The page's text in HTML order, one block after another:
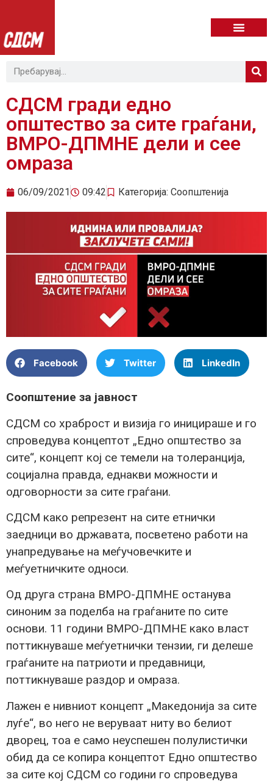
СДСМ гради едно
општество за сите граѓани,
ВМРО-ДПМНЕ дели и сее
омраза
06/09/2021 09:42 Категорија: Соопштенија
Facebook Twitter LinkedIn
Соопштение за јавност
СДСМ со храброст и визија го иницираше и го
спроведува концептот „Едно општество за
сите“, концепт кој се темели на толеранција,
социјална правда, еднакви можности и
одговорности за сите граѓани.
СДСМ како репрезент на сите етнички
заедници во државата, посветено работи на
унапредување на меѓучовечките и
меѓуетничките односи.
Од друга страна ВМРО-ДПМНЕ останува
синоним за поделба на граѓаните по сите
основи. 11 години ВМРО-ДПМНЕ како власт
поттикнуваше меѓуетнички тензии, ги делеше
граѓаните на патриоти и предавници,
поттикнуваше раздор и омраза.
Лажен е нивниот концепт „Македонија за сите
луѓе“, во него не веруваат ниту во белиот
дворец, тоа е само неуспешен полулистички
обид да се копира концептот Едно општество
за сите кој СДСМ со години го спроведува